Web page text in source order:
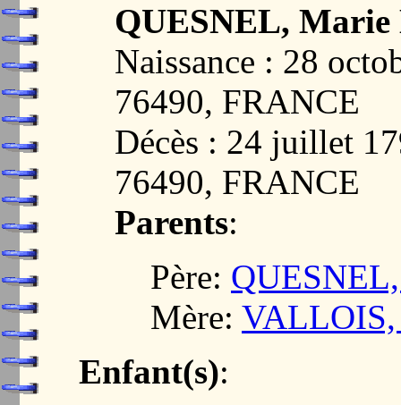
QUESNEL, Marie
Naissance : 28
76490, FRANCE
Décès : 24 juillet
76490, FRANCE
Parents:
Père:
Mère: VALLOIS,
Enfant(s):